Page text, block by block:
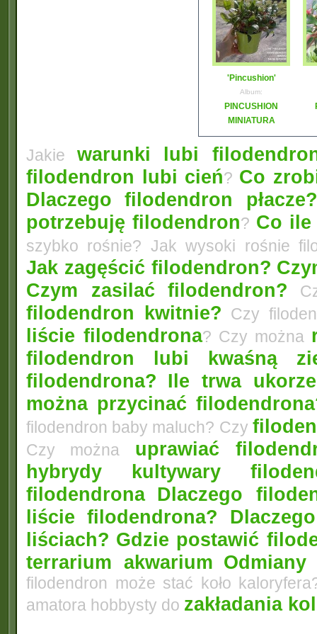
'Pincushion'
Album:
PINCUSHION
MINIATURA
Jakie warunki lubi
filodendron lubi cień? Co
Dlaczego filodendron
potrzebuję filodendron? Co ile
szybko rośnie? Jak wysoki rośnie
Jak zagęścić filodendron?
Czym zasilać filodendron?
filodendron kwitnie? Czy
liście filodendrona? Czy można
filodendron lubi kwaśną
filodendrona? Ile trwa
można przycinać
filodendron baby maluch? Czy
Czy można uprawiać
hybrydy kultywary
filodendrona Dlaczego
liście filodendrona?
liściach? Gdzie postawić
terrarium akwarium
filodendron może stać koło
amatora hobbysty do zakładania